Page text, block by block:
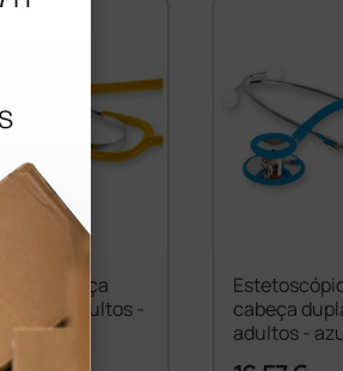
cabeça
para adultos -
cabeça
adultos -